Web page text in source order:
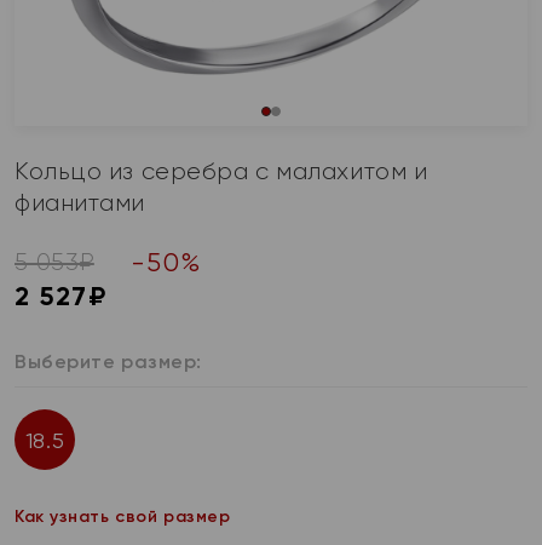
Кольцо из серебра с малахитом и
фианитами
5 053₽ -50%
2 527₽
Выберите размер:
18.5
Как узнать свой размер